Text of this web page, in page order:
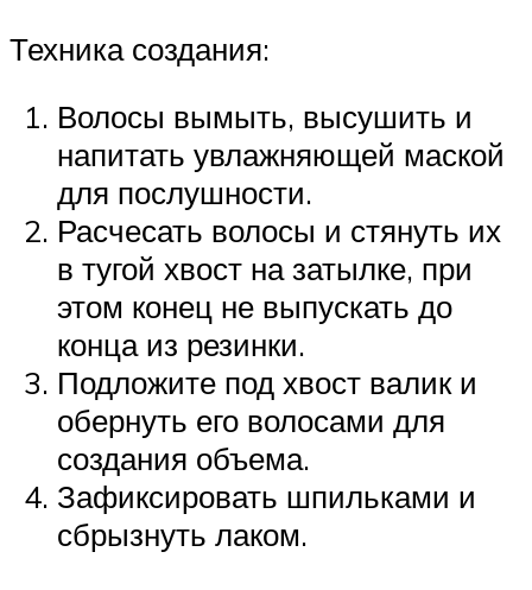
Техника создания:
Волосы вымыть, высушить и
напитать увлажняющей маской
для послушности.
Расчесать волосы и стянуть их
в тугой хвост на затылке, при
этом конец не выпускать до
конца из резинки.
Подложите под хвост валик и
обернуть его волосами для
создания объема.
Зафиксировать шпильками и
сбрызнуть лаком.